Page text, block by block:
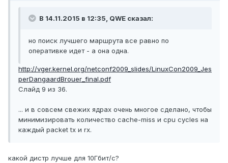
В 14.11.2015 в 12:35, QWE сказал:
но поиск лучшего маршрута все равно по
оперативке идет - а она одна.
http://vger.kernel.org/netconf2009_slides/LinuxCon2009_Jes
perDangaardBrouer_final.pdf
Слайд 9 из 36.
... и в совсем свежих ядрах очень многое сделано, чтобы
минимизировать количество cache-miss и cpu cycles на
каждый packet tx и rx.
какой дистр лучше для 10Гбит/с?